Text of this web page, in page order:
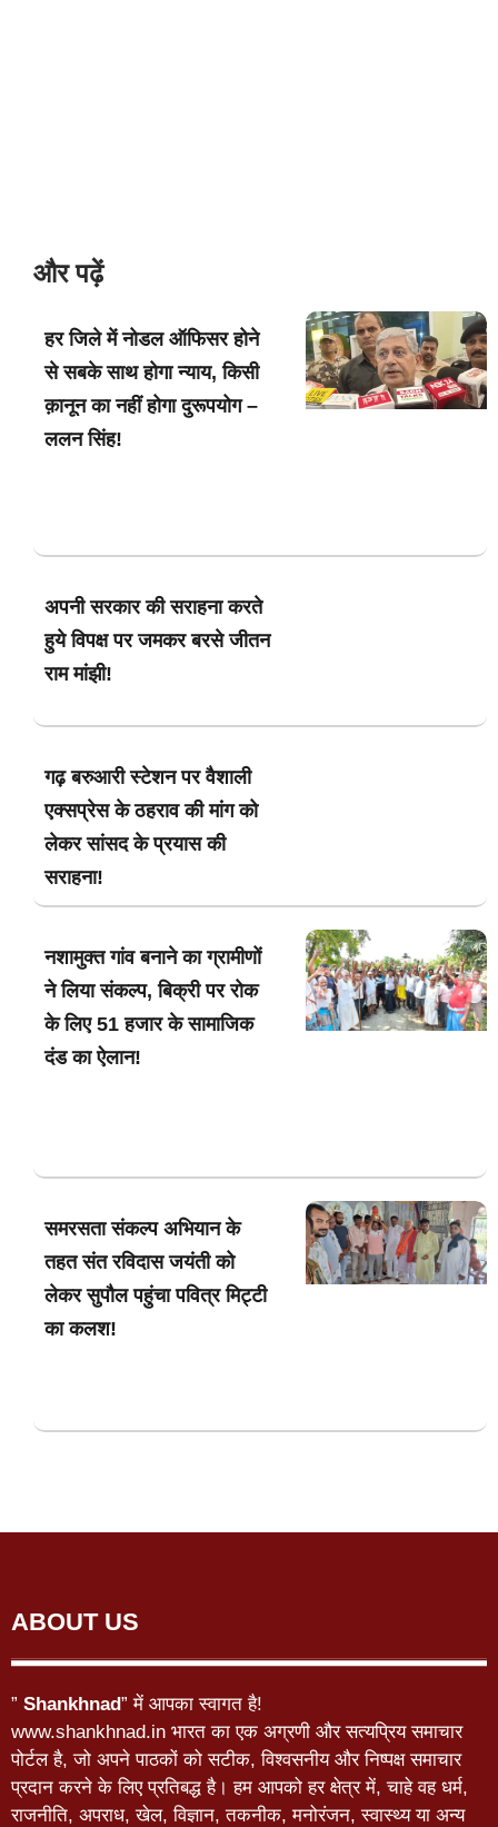
और पढ़ें
हर जिले में नोडल ऑफिसर होने
से सबके साथ होगा न्याय, किसी
क़ानून का नहीं होगा दुरूपयोग –
ललन सिंह!
अपनी सरकार की सराहना करते
हुये विपक्ष पर जमकर बरसे जीतन
राम मांझी!
गढ़ बरुआरी स्टेशन पर वैशाली
एक्सप्रेस के ठहराव की मांग को
लेकर सांसद के प्रयास की
सराहना!
नशामुक्त गांव बनाने का ग्रामीणों
ने लिया संकल्प, बिक्री पर रोक
के लिए 51 हजार के सामाजिक
दंड का ऐलान!
समरसता संकल्प अभियान के
तहत संत रविदास जयंती को
लेकर सुपौल पहुंचा पवित्र मिट्टी
का कलश!
ABOUT US
” Shankhnad” में आपका स्वागत है!
www.shankhnad.in भारत का एक अग्रणी और सत्यप्रिय समाचार
पोर्टल है, जो अपने पाठकों को सटीक, विश्वसनीय और निष्पक्ष समाचार
प्रदान करने के लिए प्रतिबद्ध है। हम आपको हर क्षेत्र में, चाहे वह धर्म,
राजनीति, अपराध, खेल, विज्ञान, तकनीक, मनोरंजन, स्वास्थ्य या अन्य